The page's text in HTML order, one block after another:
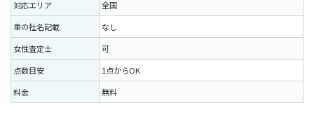
対応エリア
全国
車の社名記載
なし
女性査定士
可
点数目安
1点からOK
料金
無料